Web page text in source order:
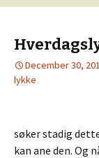
December 30,
lykke
søker stadig
kan ane den. Og